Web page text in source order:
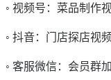
◦ 视频号：菜品制作视
◦ 抖音：门店探店视频
◦ 客服微信：会员群加